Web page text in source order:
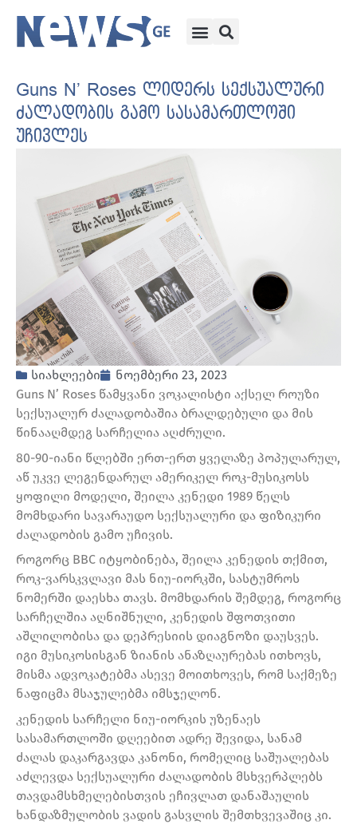
Guns N’ Roses ლიდერს სექსუალური
ძალადობის გამო სასამართლოში
უჩივლეს
სიახლეები
ნოემბერი 23, 2023
Guns N’ Roses წამყვანი ვოკალისტი აქსელ როუზი
სექსუალურ ძალადობაშია ბრალდებული და მის
წინააღმდეგ სარჩელია აღძრული.
80-90-იანი წლებში ერთ-ერთ ყველაზე პოპულარულ,
აწ უკვე ლეგენდარულ ამერიკელ როკ-მუსიკოსს
ყოფილი მოდელი, შეილა კენედი 1989 წელს
მომხდარი სავარაუდო სექსუალური და ფიზიკური
ძალადობის გამო უჩივის.
როგორც BBC იტყობინება, შეილა კენედის თქმით,
როკ-ვარსკვლავი მას ნიუ-იორკში, სასტუმროს
ნომერში დაესხა თავს. მომხდარის შემდეგ, როგორც
სარჩელშია აღნიშნული, კენედის შფოთვითი
აშლილობისა და დეპრესიის დიაგნოზი დაუსვეს.
იგი მუსიკოსისგან ზიანის ანაზღაურებას ითხოვს,
მისმა ადვოკატებმა ასევე მოითხოვეს, რომ საქმეზე
ნაფიცმა მსაჯულებმა იმსჯელონ.
კენედის სარჩელი ნიუ-იორკის უზენაეს
სასამართლოში დღეებით ადრე შევიდა, სანამ
ძალას დაკარგავდა კანონი, რომელიც საშუალებას
აძლევდა სექსუალური ძალადობის მსხვერპლებს
თავდამსხმელებისთვის ეჩივლათ დანაშაულის
ხანდაზმულობის ვადის გასვლის შემთხვევაშიც კი.